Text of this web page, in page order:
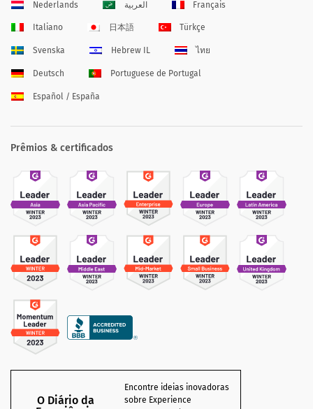
Nederlands العربية Français
Italiano 日本語 Türkçe
Svenska Hebrew IL ไทย
Deutsch Portuguese de Portugal
Español / España
Prêmios & certificados
O Diário da
Encontre ideias inovadoras
sobre Experience